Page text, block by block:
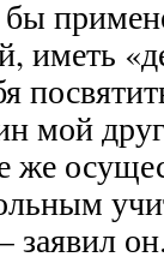
бы
иметь
мой
же
заявил